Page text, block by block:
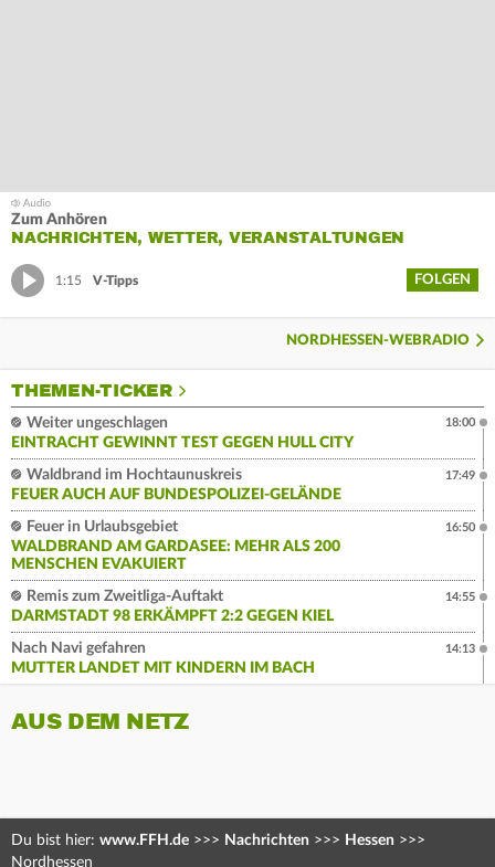
Zum Anhören
NACHRICHTEN, WETTER, VERANSTALTUNGEN
1:15 V-Tipps FOLGEN
NORDHESSEN-WEBRADIO
THEMEN-TICKER
Weiter ungeschlagen
EINTRACHT GEWINNT TEST GEGEN HULL CITY
18:00
Waldbrand im Hochtaunuskreis
FEUER AUCH AUF BUNDESPOLIZEI-GELÄNDE
17:49
Feuer in Urlaubsgebiet
WALDBRAND AM GARDASEE: MEHR ALS 200
MENSCHEN EVAKUIERT
16:50
Remis zum Zweitliga-Auftakt
DARMSTADT 98 ERKÄMPFT 2:2 GEGEN KIEL
14:55
Nach Navi gefahren
MUTTER LANDET MIT KINDERN IM BACH
14:13
AUS DEM NETZ
Du bist hier: www.FFH.de >>> Nachrichten >>> Hessen >>>
Nordhessen